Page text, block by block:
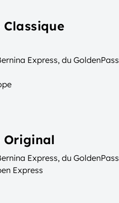
Express, du GoldenPass
Original
Express, du GoldenPass
Express